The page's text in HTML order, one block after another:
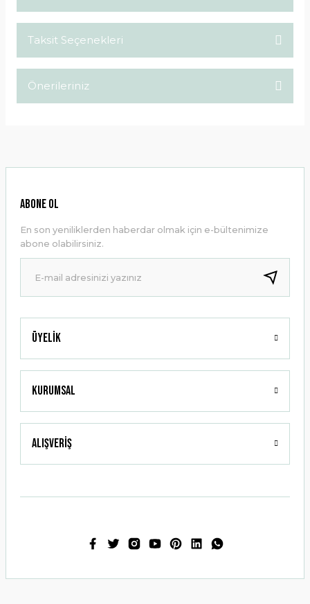
Taksit Seçenekleri
Önerileriniz
Ürün resmi kalitesiz, bozuk veya görüntülenemiyor.
Ürün bilgilerinde hatalar bulunuyor.
Ürün fiyatı diğer sitelerden daha pahalı.
Bu ürüne benzer farklı alternatifler olmalı.
Gönder
Üyelik
Kurumsal
Alışveriş
ABONE OL
En son yeniliklerden haberdar olmak için e-bültenimize
abone olabilirsiniz.